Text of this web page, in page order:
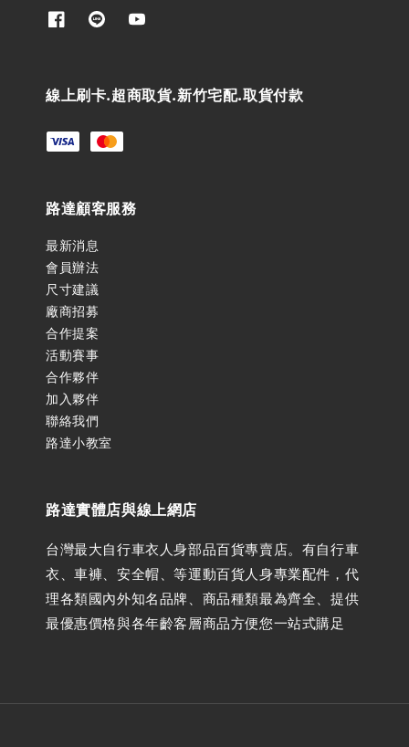
線上刷卡.超商取貨.新竹宅配.取貨付款
路達顧客服務
最新消息
會員辦法
尺寸建議
廠商招募
合作提案
活動賽事
合作夥伴
加入夥伴
聯絡我們
路達小教室
路達實體店與線上網店
台灣最大自行車衣人身部品百貨專賣店。有自行車
衣、車褲、安全帽、等運動百貨人身專業配件，代
理各類國內外知名品牌、商品種類最為齊全、提供
最優惠價格與各年齡客層商品方便您一站式購足